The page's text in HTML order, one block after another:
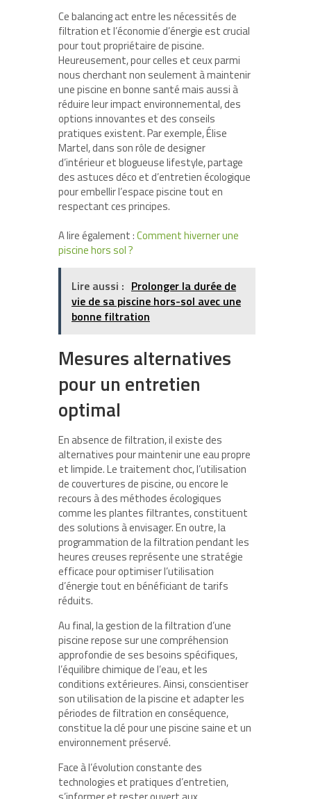
Ce balancing act entre les nécessités de
filtration et l’économie d’énergie est crucial
pour tout propriétaire de piscine.
Heureusement, pour celles et ceux parmi
nous cherchant non seulement à maintenir
une piscine en bonne santé mais aussi à
réduire leur impact environnemental, des
options innovantes et des conseils
pratiques existent. Par exemple, Élise
Martel, dans son rôle de designer
d’intérieur et blogueuse lifestyle, partage
des astuces déco et d’entretien écologique
pour embellir l’espace piscine tout en
respectant ces principes.
A lire également :Comment hiverner une
piscine hors sol ?
Lire aussi : Prolonger la durée de
vie de sa piscine hors-sol avec une
bonne filtration
Mesures alternatives
pour un entretien
optimal
En absence de filtration, il existe des
alternatives pour maintenir une eau propre
et limpide. Le traitement choc, l’utilisation
de couvertures de piscine, ou encore le
recours à des méthodes écologiques
comme les plantes filtrantes, constituent
des solutions à envisager. En outre, la
programmation de la filtration pendant les
heures creuses représente une stratégie
efficace pour optimiser l’utilisation
d’énergie tout en bénéficiant de tarifs
réduits.
Au final, la gestion de la filtration d’une
piscine repose sur une compréhension
approfondie de ses besoins spécifiques,
l’équilibre chimique de l’eau, et les
conditions extérieures. Ainsi, conscientiser
son utilisation de la piscine et adapter les
périodes de filtration en conséquence,
constitue la clé pour une piscine saine et un
environnement préservé.
Face à l’évolution constante des
technologies et pratiques d’entretien,